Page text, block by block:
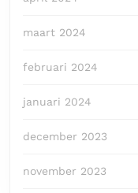
maart 2024
februari 2024
januari 2024
december 2023
november 2023